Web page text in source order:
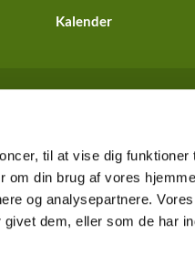
til at vise dig funktioner
din brug af vores
og analysepartnere.
dem, eller som de har
Kalender
Tilgængelighedserklæring